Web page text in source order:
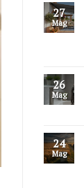
27
Mag
26
Mag
24
Mag